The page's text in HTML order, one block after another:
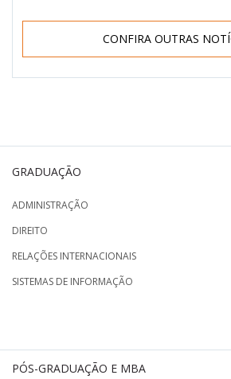
CONFIRA OUTRAS
GRADUAÇÃO
ADMINISTRAÇÃO
DIREITO
RELAÇÕES INTERNACIONAIS
SISTEMAS DE INFORMAÇÃO
PÓS-GRADUAÇÃO E MBA